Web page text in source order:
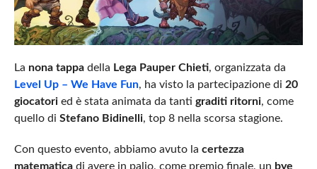
La nona tappadella Lega Pauper Chieti, organizzata da
Level Up – We Have Fun, ha visto la partecipazione di 20
giocatoried è stata animata da tanti graditi ritorni, come
quello di Stefano Bidinelli, top 8 nella scorsa stagione.
Con questo evento, abbiamo avuto la certezza
matematicadi avere in palio, come premio finale, un bye